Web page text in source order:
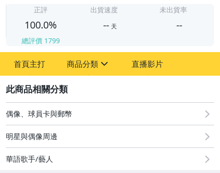
正評
100.0%
總評價 1799
出貨速度
-- 天
未出貨率
--
首頁主打 商品分類
圖書/影音/文具
古董、藝術與礦石
電玩遊戲與主機
直播影片
偶像、球員卡與郵幣
明星與偶像周邊
華語歌手/藝人